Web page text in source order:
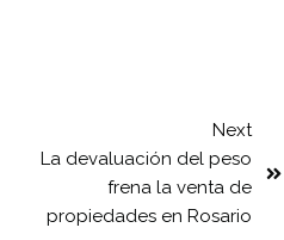
Next
La devaluación del peso
frena la venta de
propiedades en Rosario